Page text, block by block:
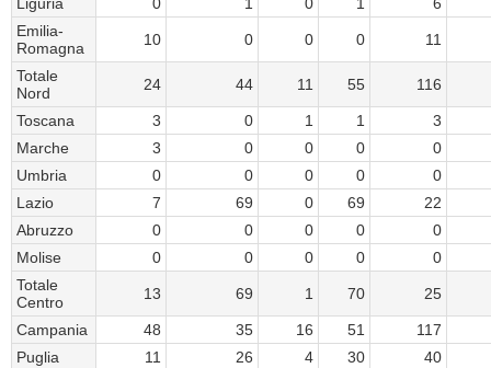
Liguria 0 1 0 1
6
Emilia-
Romagna
10 0 0 0 11
Totale
Nord
24 44 11 55 116
Toscana 3 0 1 1
3
Marche
3 0 0 0
0
Umbria
0 0 0 0
0
Lazio
7 69 0 69
22
Abruzzo
0 0 0 0
0
Molise
0 0 0 0
0
Totale
Centro
13 69 1 70 25
Campania 48 35 16 51
117
Puglia
11 26 4 30
40